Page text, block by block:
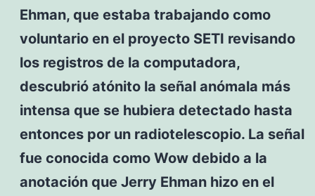
Ehman, que estaba trabajando como
voluntario en el proyecto SETI revisando
los registros de la computadora,
descubrió atónito la señal anómala más
intensa que se hubiera detectado hasta
entonces por un radiotelescopio. La señal
fue conocida como Wow debido a la
anotación que Jerry Ehman hizo en el